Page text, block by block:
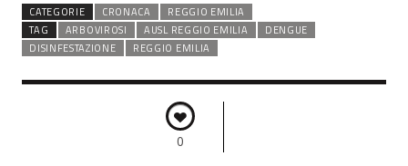
CATEGORIE CRONACA
REGGIO EMILIA
TAG
ARBOVIROSI AUSL REGGIO EMILIA
DENGUE
DISINFESTAZIONE
REGGIO EMILIA
0